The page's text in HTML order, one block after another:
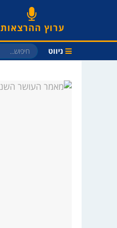
ערוץ ההרצאות
ניווט